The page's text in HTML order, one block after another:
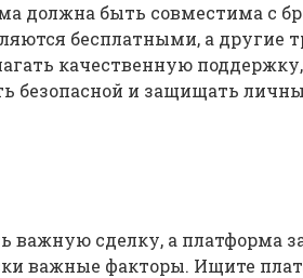
должна быть совместима с
бесплатными, а другие
качественную
безопасной и защищать
важную сделку, а
важные факторы. Ищите